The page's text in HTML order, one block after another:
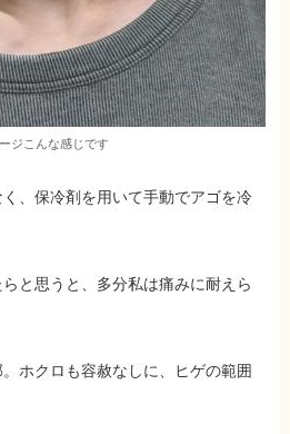
ジこんな感じです
、保冷剤を用いて手動でアゴを冷
と思うと、多分私は痛みに耐えら
。ホクロも容赦なしに、ヒゲの範囲